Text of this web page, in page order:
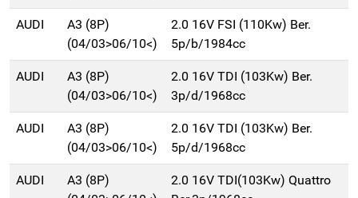
AUDI
A3 (8P)
(04/03>06/10<)
2.0 16V FSI (110Kw) Ber.
5p/b/1984cc
AUDI
A3 (8P)
(04/03>06/10<)
2.0 16V TDI (103Kw) Ber.
3p/d/1968cc
AUDI
A3 (8P)
(04/03>06/10<)
2.0 16V TDI (103Kw) Ber.
5p/d/1968cc
AUDI
A3 (8P)
2.0 16V TDI(103Kw) Quattro